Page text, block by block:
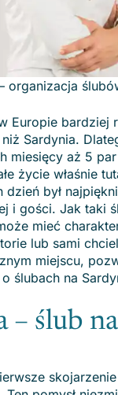
organizacja
Europie bardziej
Sardynia.
miesięcy aż 5
życie właśnie
był
i gości. Jak taki
mieć
lub sami
miejscu,
ślubach na
– ślub